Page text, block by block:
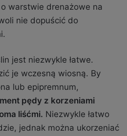
warstwie drenażowe na
nie dopuścić do
jest niezwykle łatwe.
je wczesną wiosną. By
lub epipremnum,
pędy z korzeniami
liśćmi. Niezwykle łatwo
jednak można ukorzeniać